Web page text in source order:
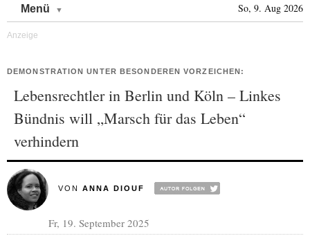
Menü So, 9. Aug 2026
DEMONSTRATION UNTER BESONDEREN VORZEICHEN:
Lebensrechtler in Berlin und Köln – Linkes
Bündnis will „Marsch für das Leben“
verhindern
VON ANNA DIOUF
Fr, 19. September 2025